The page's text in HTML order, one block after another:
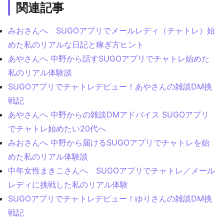
関連記事
みおさんへ SUGOアプリでメールレディ（チャトレ）始
めた私のリアルな日記と稼ぎ方ヒント
あやさんへ 中野から話すSUGOアプリでチャトレ始めた
私のリアル体験談
SUGOアプリでチャトレデビュー！あやさんの雑談DM挑
戦記
あやさんへ 中野からの雑談DMアドバイス SUGOアプリ
でチャトレ始めたい20代へ
みおさんへ 中野から届けるSUGOアプリでチャトレを始
めた私のリアル体験談
中年女性まきこさんへ SUGOアプリでチャトレ／メール
レディに挑戦した私のリアル体験
SUGOアプリでチャトレデビュー！ゆりさんの雑談DM挑
戦記